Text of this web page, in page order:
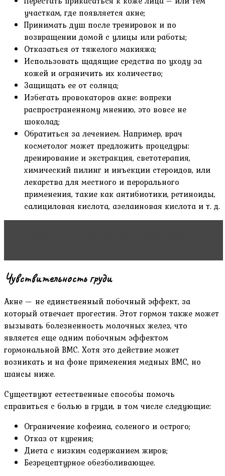
участкам, где появляется акне;
Принимать душ после тренировок и по
возвращении домой с улицы или работы;
Отказаться от тяжелого макияжа;
Использовать щадящие средства по уходу за
кожей и ограничить их количество;
Защищать ее от солнца;
Избегать провокаторов акне: вопреки
распространенному мнению, это вовсе не
шоколад;
Обратиться за лечением. Например, врач
косметолог может предложить процедуры:
дренирование и экстракция, светотерапия,
химический пилинг и инъекции стероидов, или
лекарства для местного и перорального
применения, такие как антибиотики, ретиноиды,
салициловая кислота, азелаиновая кислота и т. д.
Чувствительность груди
Акне — не единственный побочный эффект, за
который отвечает прогестин. Этот гормон также может
вызывать болезненность молочных желез, что
является еще одним побочным эффектом
гормональной ВМС. Хотя это действие может
возникать и на фоне применения медных ВМС, но
шансы ниже.
Существуют естественные способы помочь
справиться с болью в груди, в том числе следующие:
Ограничение кофеина, соленого и острого;
Отказ от курения;
Диета с низким содержанием жиров;
Безрецептурное обезболивающее.